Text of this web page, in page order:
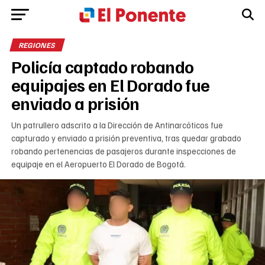
REGIONES
Policía captado robando
equipajes en El Dorado fue
enviado a prisión
Un patrullero adscrito a la Dirección de Antinarcóticos fue
capturado y enviado a prisión preventiva, tras quedar grabado
robando pertenencias de pasajeros durante inspecciones de
equipaje en el Aeropuerto El Dorado de Bogotá.